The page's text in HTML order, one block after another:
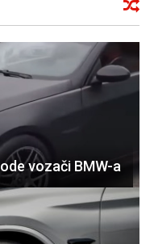
vozači BMW-a